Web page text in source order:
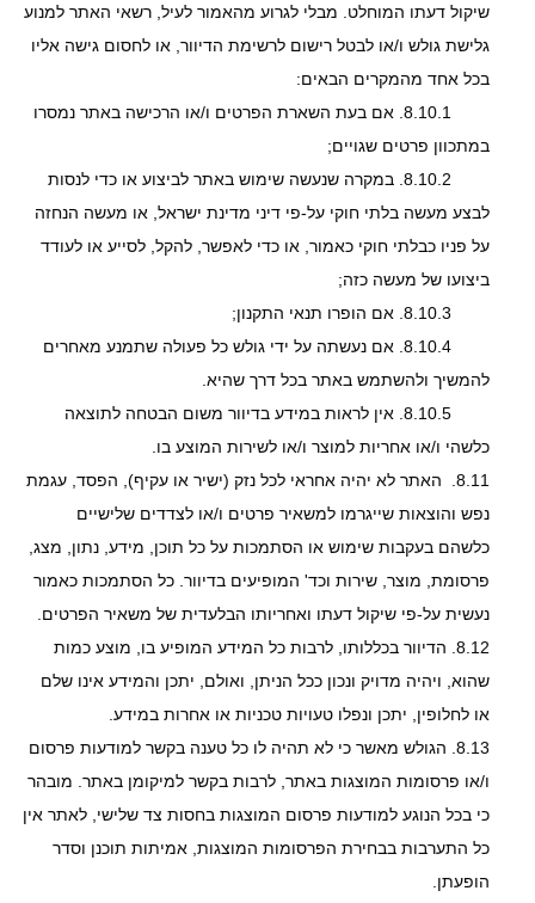
שיקול דעתו המוחלט. מבלי לגרוע מהאמור לעיל, רשאי האתר למנוע
גלישת גולש ו/או לבטל רישום לרשימת הדיוור, או לחסום גישה אליו
בכל אחד מהמקרים הבאים:
8.10.1. אם בעת השארת הפרטים ו/או הרכישה באתר נמסרו
במתכוון פרטים שגויים;
8.10.2. במקרה שנעשה שימוש באתר לביצוע או כדי לנסות
לבצע מעשה בלתי חוקי על-פי דיני מדינת ישראל, או מעשה הנחזה
על פניו כבלתי חוקי כאמור, או כדי לאפשר, להקל, לסייע או לעודד
ביצועו של מעשה כזה;
8.10.4. אם נעשתה על ידי גולש כל פעולה שתמנע מאחרים
להמשיך ולהשתמש באתר בכל דרך שהיא.
8.10.5. אין לראות במידע בדיוור משום הבטחה לתוצאה
כלשהי ו/או אחריות למוצר ו/או לשירות המוצע בו.
8.11. האתר לא יהיה אחראי לכל נזק (ישיר או עקיף), הפסד, עגמת
נפש והוצאות שייגרמו למשאיר פרטים ו/או לצדדים שלישיים
כלשהם בעקבות שימוש או הסתמכות על כל תוכן, מידע, נתון, מצג,
פרסומת, מוצר, שירות וכד' המופיעים בדיוור. כל הסתמכות כאמור
נעשית על-פי שיקול דעתו ואחריותו הבלעדית של משאיר הפרטים.
8.12. הדיוור בכללותו, לרבות כל המידע המופיע בו, מוצע כמות
שהוא, ויהיה מדויק ונכון ככל הניתן, ואולם, יתכן והמידע אינו שלם
או לחלופין, יתכן ונפלו טעויות טכניות או אחרות במידע.
8.13. הגולש מאשר כי לא תהיה לו כל טענה בקשר למודעות פרסום
ו/או פרסומות המוצגות באתר, לרבות בקשר למיקומן באתר. מובהר
כי בכל הנוגע למודעות פרסום המוצגות בחסות צד שלישי, לאתר אין
כל התערבות בבחירת הפרסומות המוצגות, אמיתות תוכנן וסדר
הופעתן.